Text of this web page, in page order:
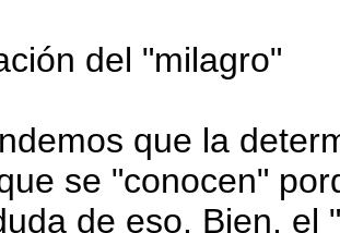
del "milagro"
que la
se "conocen"
de eso. Bien, el